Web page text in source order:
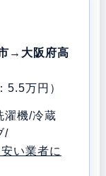
→大阪府高
5.5万円）
濯機/冷蔵
/
い業者に